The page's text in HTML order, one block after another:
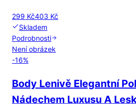
299 Kč403 Kč
Skladem
Podrobnosti
Není obrázek
-16%
Body Lenivě Elegantní
Nádechem Luxusu A